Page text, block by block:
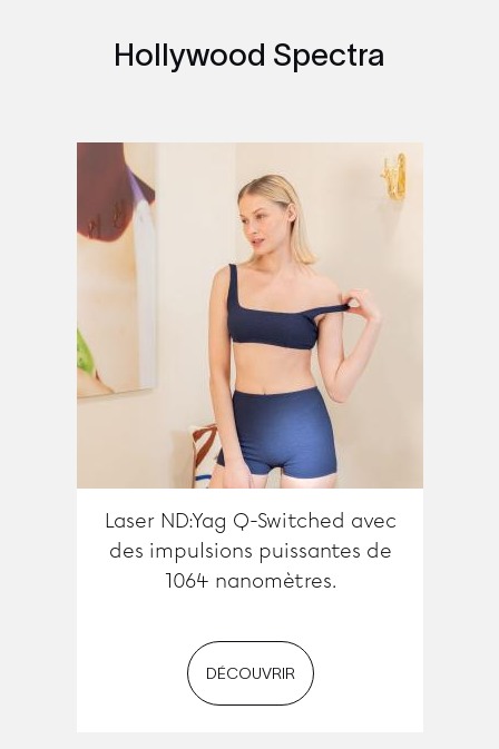
Hollywood Spectra
Laser ND:Yag Q-Switched avec
des impulsions puissantes de
1064 nanomètres.
DÉCOUVRIR